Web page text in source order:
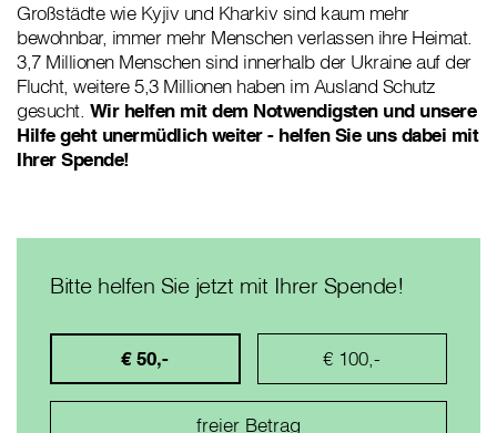
Großstädte wie Kyjiv und Kharkiv sind kaum mehr
bewohnbar, immer mehr Menschen verlassen ihre Heimat.
3,7 Millionen Menschen sind innerhalb der Ukraine auf der
Flucht, weitere 5,3 Millionen haben im Ausland Schutz
gesucht. Wir helfen mit dem Notwendigsten und unsere
Hilfe geht unermüdlich weiter - helfen Sie uns dabei mit
Ihrer Spende!
Bitte helfen Sie jetzt mit Ihrer Spende!
€ 50,- € 100,-